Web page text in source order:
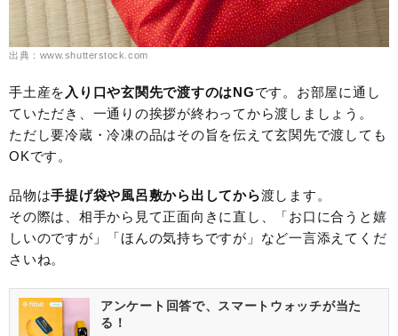
出典：www.shutterstock.com
手土産を 入り口や玄関先で渡すのはNGです。お部屋に通し
ていただき、一通りの挨拶が終わってから渡しましょう。
ただし要冷蔵・冷凍の品はその旨を伝えて玄関先で渡しても
OKです。
品物は手提げ袋や風呂敷から出してから渡します。
その際は、相手から見て正面向きに直し、「お口に合うと嬉
しいのですが」「ほんの気持ちですが」など一言添えてくだ
さいね。
アンケート回答で、スマートウォッチが当た
る！